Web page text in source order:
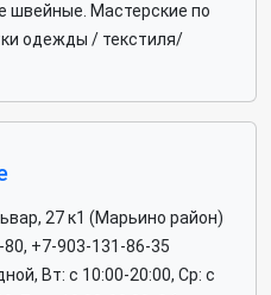
швейные. Мастерские по
одежды / текстиля/
27 к1 (Марьино район)
+7-903-131-86-35
Вт: c 10:00-20:00, Ср: c